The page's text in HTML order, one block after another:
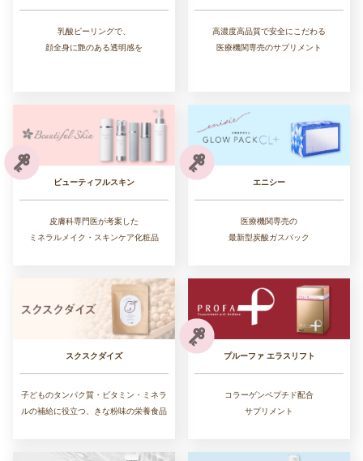
乳酸ピーリングで、
顔全身に艶のある透明感を
高濃度高品質で安全にこだわる
医療機関専売のサプリメント
ビューティフルスキン
皮膚科専門医が考案した
ミネラルメイク・スキンケア化粧品
エニシー
医療機関専売の
最新型炭酸ガスパック
スクスクダイズ
子どものタンパク質・ビタミン・ミネラ
ルの補給に役立つ、きな粉味の栄養食品
プルーファ エラスリフト
コラーゲンペプチド配合
サプリメント